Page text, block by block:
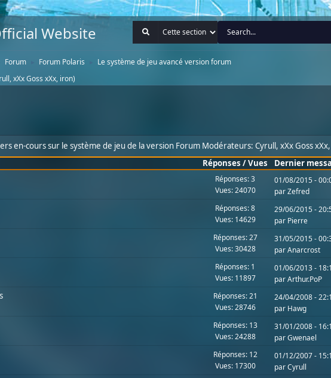
Website
Forum Forum Polaris Le système de jeu avancé version forum
,xXx Goss xXx, iron)
en-cours sur le système de jeu de la version Forum Modérateurs: Cyrull, xXx Goss xXx,
Réponses /Vues
Dernier
Réponses: 3
Vues: 24070
01/08/2015 -
parZefred
Réponses: 8
Vues: 14629
29/06/2015 -
par Pierre
Réponses: 27
Vues: 30428
31/05/2015 -
parAnarcrost
Réponses: 1
Vues: 11897
01/06/2013 -
parArthur.PoP
Réponses: 21
Vues: 28746
24/04/2008 -
par Hawg
Réponses: 13
Vues: 24288
31/01/2008 -
parGwenael
Réponses: 12
Vues: 17300
01/12/2007 -
parCyrull